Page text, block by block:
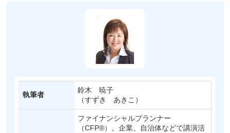
執筆者
鈴木 暁子
（すずき あきこ）
ファイナンシャルプランナー
（CFP®）。企業、自治体などで講演活